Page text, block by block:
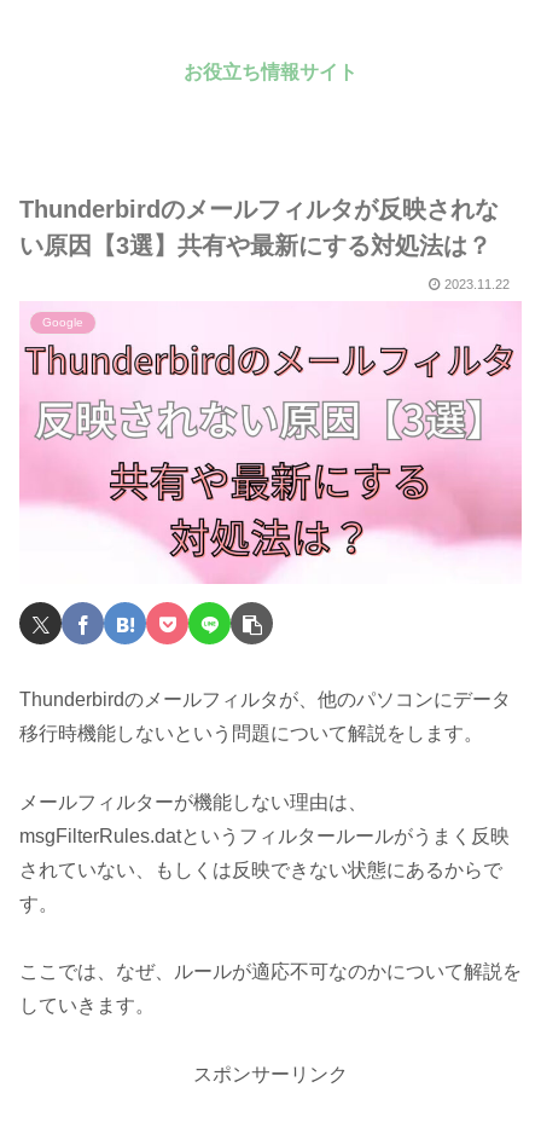
お役立ち情報サイト
Thunderbirdのメールフィルタが反映されな
い原因【3選】共有や最新にする対処法は？
2023.11.22
Google
Thunderbirdのメールフィルタが、他のパソコンにデータ
移行時機能しないという問題について解説をします。
メールフィルターが機能しない理由は、
msgFilterRules.datというフィルタールールがうまく反映
されていない、もしくは反映できない状態にあるからで
す。
ここでは、なぜ、ルールが適応不可なのかについて解説を
していきます。
スポンサーリンク